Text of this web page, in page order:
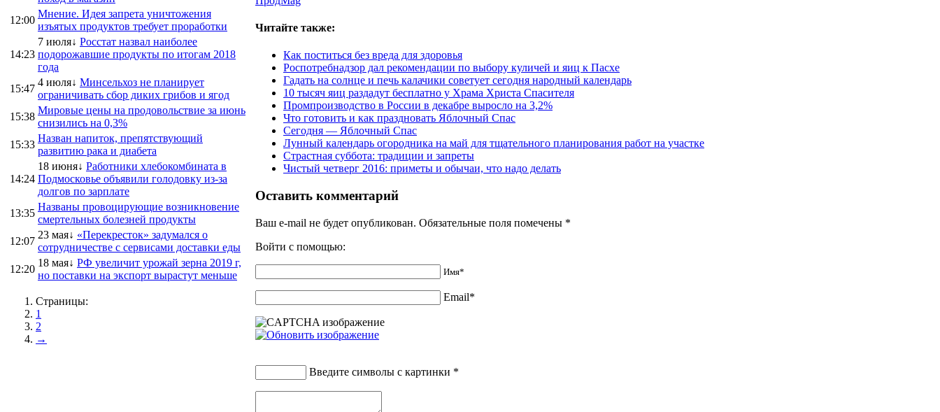
12:00
Мнение. Идея запрета уничтожения
изъятых продуктов требует проработки
14:23
7 июля↓ Росстат назвал наиболее
подорожавшие продукты по итогам 2018
года
15:47
4 июля↓ Минсельхоз не планирует
ограничивать сбор диких грибов и ягод
15:38
Мировые цены на продовольствие за июнь
снизились на 0,3%
15:33
Назван напиток, препятствующий
развитию рака и диабета
14:24
18 июня↓ Работники хлебокомбината в
Подмосковье объявили голодовку из-за
долгов по зарплате
13:35
Названы провоцирующие возникновение
смертельных болезней продукты
12:07
23 мая↓ «Перекресток» задумался о
сотрудничестве с сервисами доставки еды
12:20
18 мая↓ РФ увеличит урожай зерна 2019 г,
но поставки на экспорт вырастут меньше
Страницы:
1
2
→
Читайте также:
Как поститься без вреда для здоровья
Роспотребнадзор дал рекомендации по выбору куличей и яиц к Пасхе
Гадать на солнце и печь калачики советует сегодня народный календарь
10 тысяч яиц раздадут бесплатно у Храма Христа Спасителя
Промпроизводство в России в декабре выросло на 3,2%
Что готовить и как праздновать Яблочный Спас
Сегодня — Яблочный Спас
Лунный календарь огородника на май для тщательного планирования работ на участке
Страстная суббота: традиции и запреты
Чистый четверг 2016: приметы и обычаи, что надо делать
Оставить комментарий
Ваш e-mail не будет опубликован. Обязательные поля помечены *
Войти с помощью:
Имя*
Email*
Введите символы с картинки *